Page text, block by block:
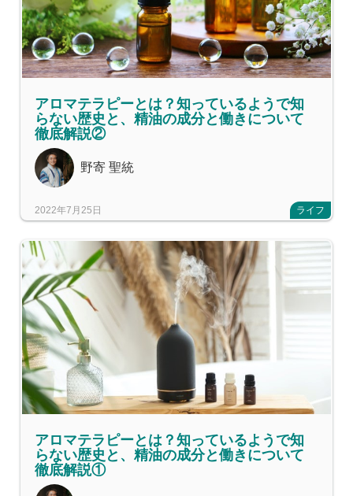
アロマテラピーとは？知っているようで知
らない歴史と、精油の成分と働きについて
徹底解説②
野寄 聖統
2022年7月25日 ライフ
アロマテラピーとは？知っているようで知
らない歴史と、精油の成分と働きについて
徹底解説①